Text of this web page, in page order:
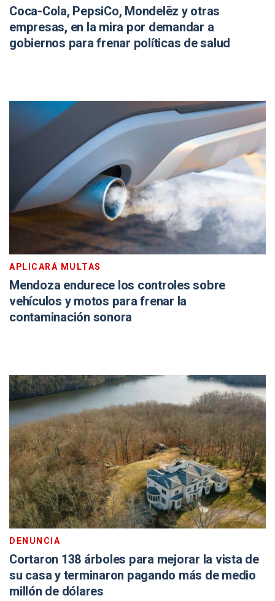
Coca-Cola, PepsiCo, Mondelēz y otras
empresas, en la mira por demandar a
gobiernos para frenar políticas de salud
APLICARÁ MULTAS
Mendoza endurece los controles sobre
vehículos y motos para frenar la
contaminación sonora
DENUNCIA
Cortaron 138 árboles para mejorar la vista de
su casa y terminaron pagando más de medio
millón de dólares